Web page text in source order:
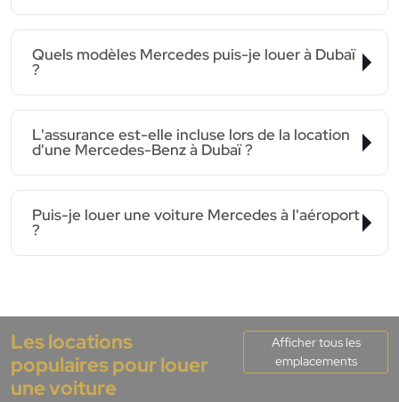
Quels modèles Mercedes puis-je louer à Dubaï
?
L'assurance est-elle incluse lors de la location
d'une Mercedes-Benz à Dubaï ?
Puis-je louer une voiture Mercedes à l'aéroport
?
Les locations
populaires pour louer
une voiture
Afficher tous les
emplacements